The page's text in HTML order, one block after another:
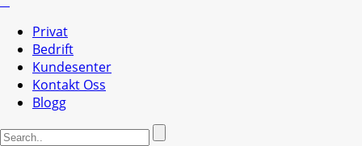
Privat
Bedrift
Kundesenter
Kontakt Oss
Blogg